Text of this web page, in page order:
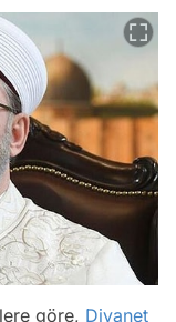
göre, Diyanet